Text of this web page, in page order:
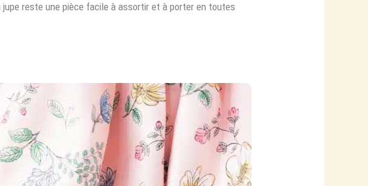
reste une pièce facile à assortir et à porter en toutes